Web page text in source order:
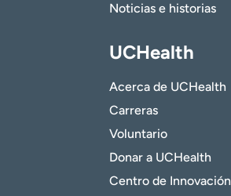
Noticias e historias
UCHealth
Acerca de UCHealth
Carreras
Voluntario
Donar a UCHealth
Centro de Innovación